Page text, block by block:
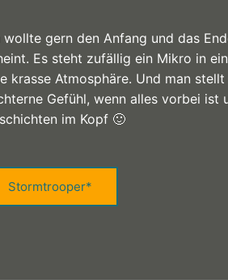
wollte gern den Anfang und das
Es steht zufällig ein Mikro in
krasse Atmosphäre. Und man
Gefühl, wenn alles vorbei
im Kopf 🙂
Stormtrooper*